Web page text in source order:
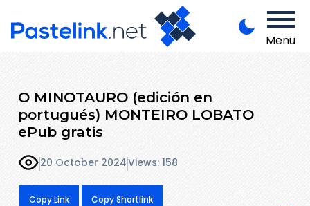
Menu
O MINOTAURO (edición en
portugués) MONTEIRO LOBATO
ePub gratis
20 October 2024Views: 158
Copy Link Copy Shortlink